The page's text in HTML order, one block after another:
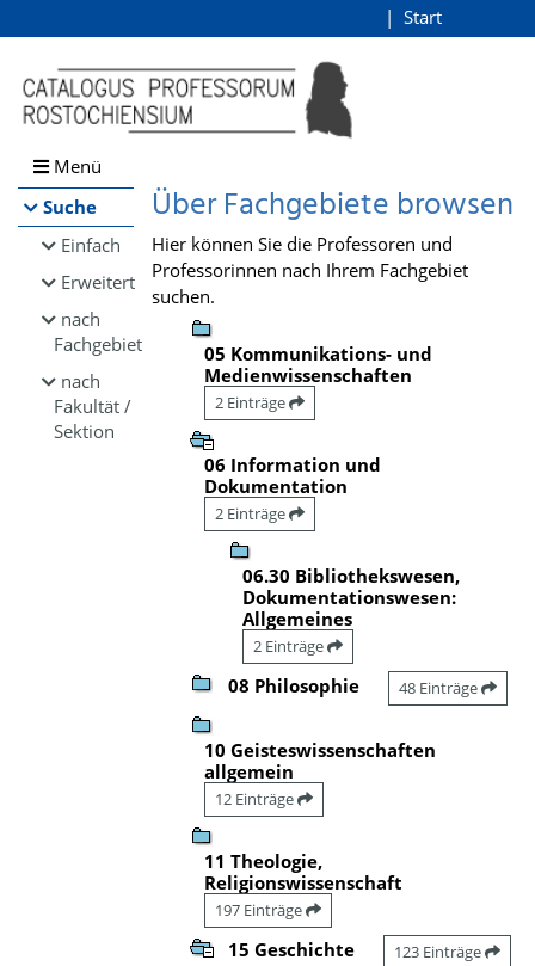
Browsen
direkt zum Inhalt
Start
Menü
Suche
Einfach
Erweitert
nach
Fachgebiet
nach
Fakultät /
Sektion
Über Fachgebiete browsen
Hier können Sie die Professoren und
Professorinnen nach Ihrem Fachgebiet
suchen.
05 Kommunikations- und
Medienwissenschaften
2 Einträge
06 Information und
Dokumentation
2 Einträge
06.30 Bibliothekswesen,
Dokumentationswesen:
Allgemeines
2 Einträge
08 Philosophie 48 Einträge
10 Geisteswissenschaften
allgemein
12 Einträge
11 Theologie,
Religionswissenschaft
197 Einträge
15 Geschichte 123 Einträge